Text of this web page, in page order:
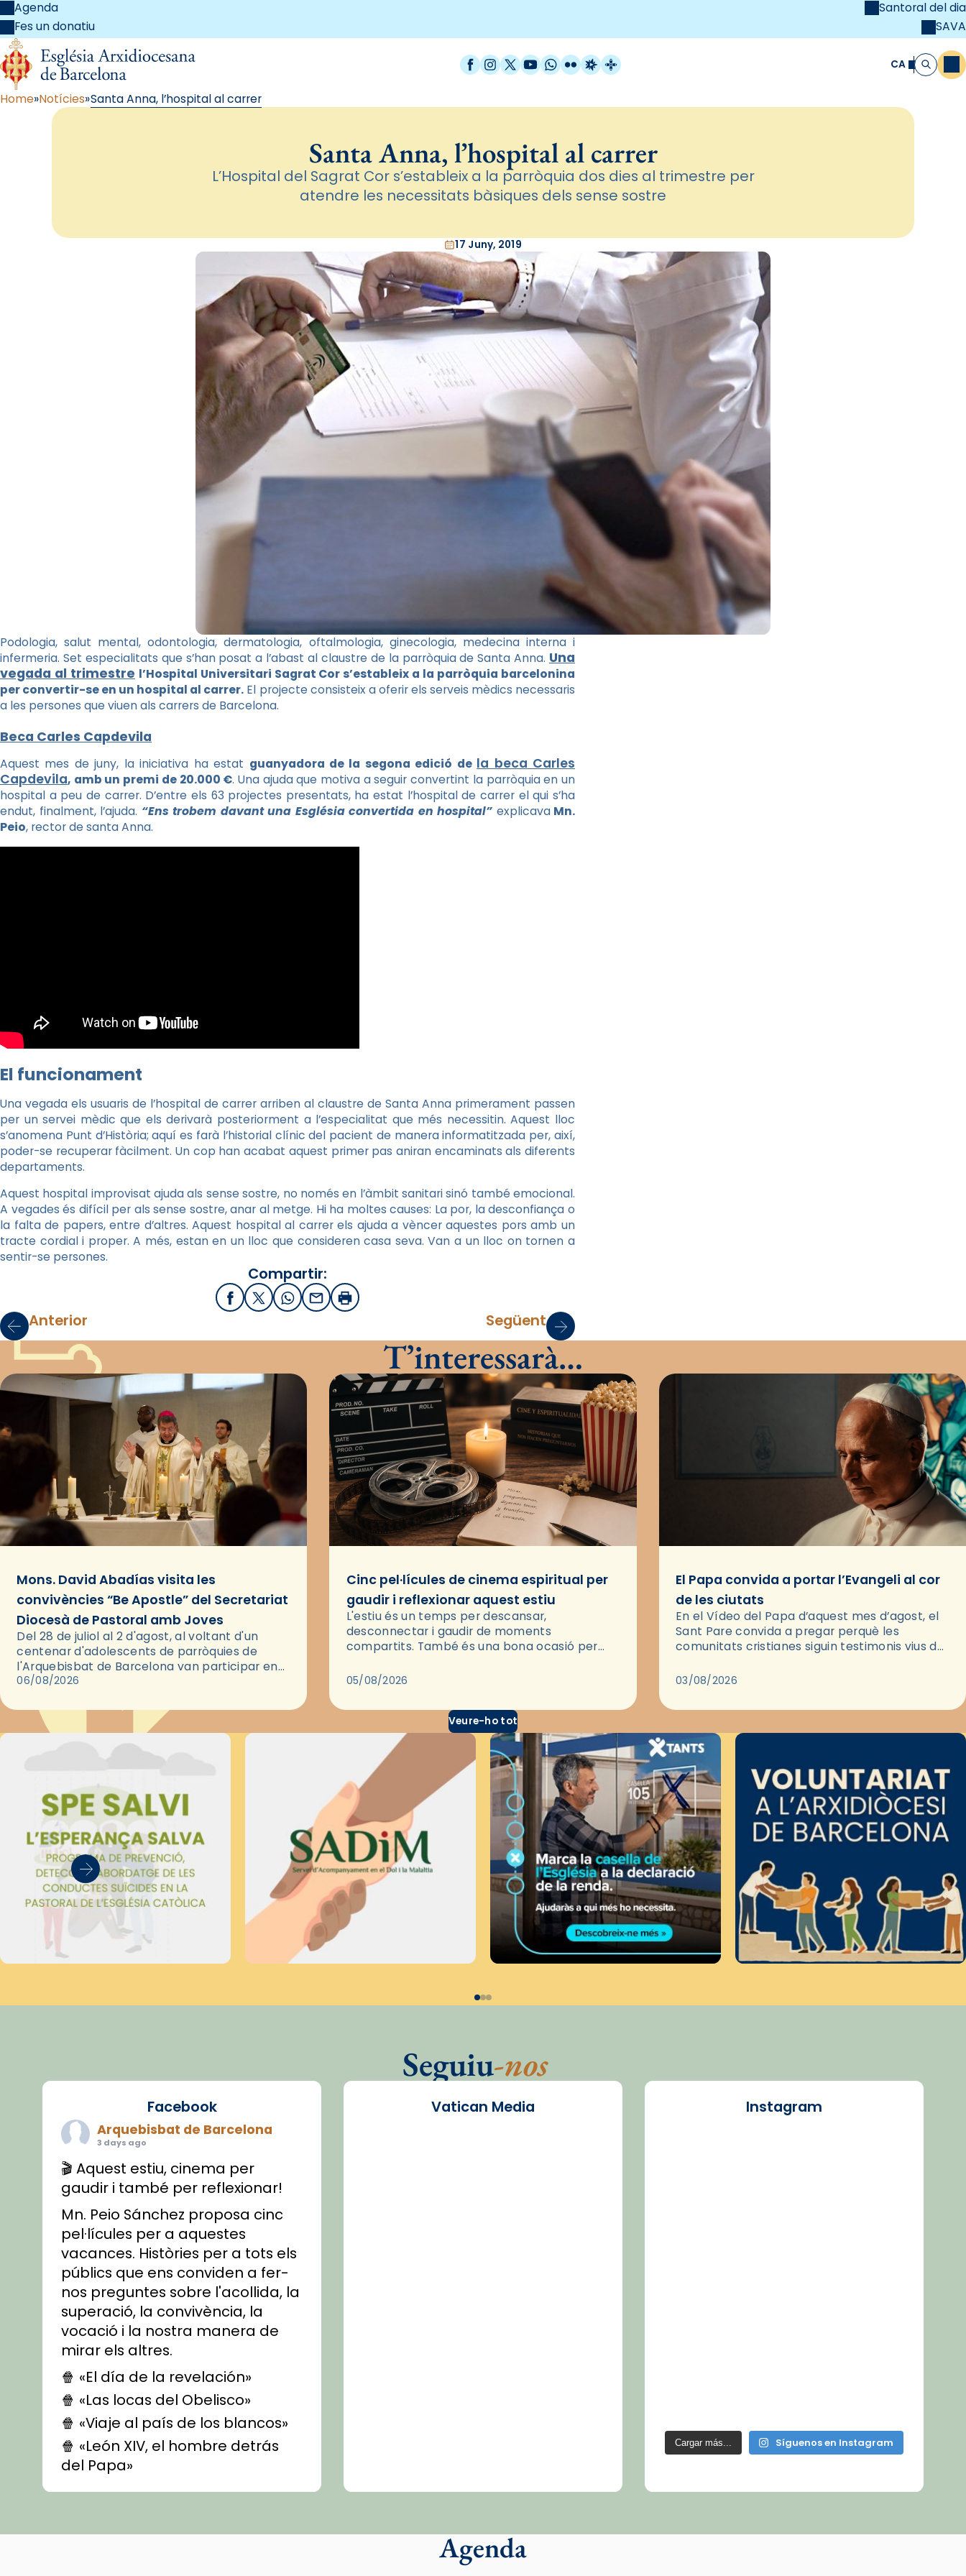
Agenda
Fes un donatiu
Santoral del dia
SAVA
Facebook
Instagram
X / Twitter
YouTube
WhatsApp
FlickrRadio Estel
Catalunya Cristiana CA Cerca
Home Notícies Santa Anna, l’hospital al carrer
Santa Anna, l’hospital al carrer
L’Hospital del Sagrat Cor s’estableix a la parròquia dos dies al trimestre per
atendre les necessitats bàsiques dels sense sostre
17 Juny, 2019
Podologia, salut mental, odontologia, dermatologia, oftalmologia, ginecologia, medecina interna i
infermeria. Set especialitats que s’han posat a l’abast al claustre de la parròquia de Santa Anna. Una
vegada al trimestre l’Hospital Universitari Sagrat Cor s’estableix a la parròquia barcelonina
per convertir-se en un hospital al carrer. El projecte consisteix a oferir els serveis mèdics necessaris
a les persones que viuen als carrers de Barcelona.
Beca Carles Capdevila
Aquest mes de juny, la iniciativa ha estat guanyadora de la segona edició de la beca Carles
Capdevila, amb un premi de 20.000 €. Una ajuda que motiva a seguir convertint la parròquia en un
hospital a peu de carrer. D’entre els 63 projectes presentats, ha estat l’hospital de carrer el qui s’ha
endut, finalment, l’ajuda. “Ens trobem davant una Església convertida en hospital” explicavaMn.
Peio, rector de santa Anna.
El funcionament
Una vegada els usuaris de l’hospital de carrer arriben al claustre de Santa Anna primerament passen
per un servei mèdic que els derivarà posteriorment a l’especialitat que més necessitin. Aquest lloc
s’anomena Punt d’Història; aquí es farà l’historial clínic del pacient de manera informatitzada per, així,
poder-se recuperar fàcilment. Un cop han acabat aquest primer pas aniran encaminats als diferents
departaments.
Aquest hospital improvisat ajuda als sense sostre, no només en l’àmbit sanitari sinó també emocional.
A vegades és difícil per als sense sostre, anar al metge. Hi ha moltes causes: La por, la desconfiança o
la falta de papers, entre d’altres. Aquest hospital al carrer els ajuda a vèncer aquestes pors amb un
tracte cordial i proper. A més, estan en un lloc que consideren casa seva. Van a un lloc on tornen a
sentir-se persones.
Compartir:
FacebookX / Twitter
WhatsApp
EmailImprimir
Anterior Següent
T’interessarà…
Mons. David Abadías visita les
convivències “Be Apostle” del Secretariat
Diocesà de Pastoral amb Joves
Del 28 de juliol al 2 d'agost, al voltant d'un
centenar d'adolescents de parròquies de
l'Arquebisbat de Barcelona van participar en
les convivències Be Apostle, organitzades pel
06/08/2026
Cinc pel·lícules de cinema espiritual per
gaudir i reflexionar aquest estiu
L'estiu és un temps per descansar,
desconnectar i gaudir de moments
compartits. També és una bona ocasió per
través del cinema, reflexionar sobre les…
05/08/2026
El Papa convida a portar l’Evangeli al cor
de les ciutats
En el Vídeo del Papa d’aquest mes d’agost, el
Sant Pare convida a pregar perquè les
comunitats cristianes siguin testimonis vius de
pregària, el…
03/08/2026
Veure-ho tot
Seguiu-nos
Facebook
Arquebisbat de Barcelona
3 days ago
🎬 Aquest estiu, cinema per
gaudir i també per reflexionar!
Mn. Peio Sánchez proposa cinc
pel·lícules per a aquestes
vacances. Històries per a tots els
públics que ens conviden a fer-
nos preguntes sobre l'acollida, la
superació, la convivència, la
vocació i la nostra manera de
mirar els altres.
🍿 «El día de la revelación»
🍿 «Las locas del Obelisco»
🍿 «Viaje al país de los blancos»
🍿 «León XIV, el hombre detrás
del Papa»
🍿 «Las ovejas detectives»
recomanacions i prepara una
Vatican Media Instagram
Cargar más... Síguenos en Instagram
Agenda